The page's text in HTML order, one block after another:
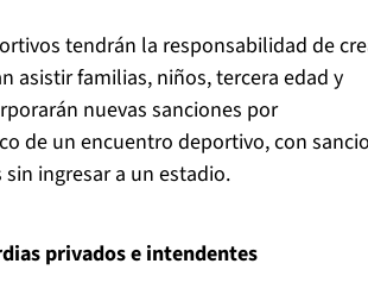
tendrán la responsabilidad de
asistir familias, niños, tercera edad y
nuevas sanciones por
de un encuentro deportivo, con
sin ingresar a un estadio.
privados e intendentes